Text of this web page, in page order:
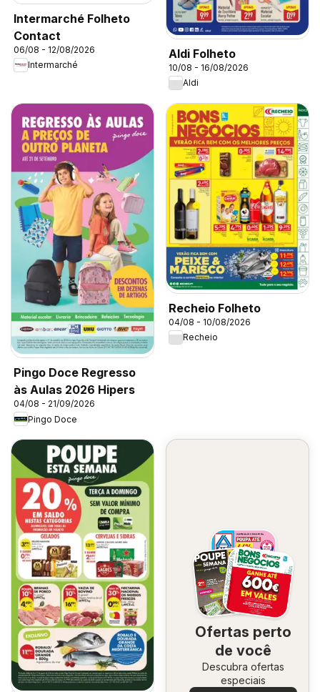
Intermarché Folheto
Contact
06/08 - 12/08/2026
Intermarché
Aldi Folheto
10/08 - 16/08/2026
Aldi
Pingo Doce Regresso
às Aulas 2026 Hipers
04/08 - 21/09/2026
Pingo Doce
Recheio Folheto
04/08 - 10/08/2026
Recheio
Ofertas perto
de você
Descubra ofertas
especiais